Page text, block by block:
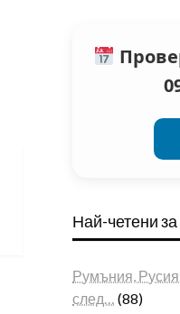
Най-четени
Румъния,
след…
(88)